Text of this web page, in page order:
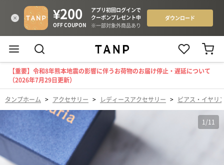
【重要】令和8年熊本地震の影響に伴うお荷物のお届け停止・遅延について
（2026年7月29日更新）
タンプホーム > アクセサリー > レディースアクセサリー > ピアス・イヤリ
1 /11